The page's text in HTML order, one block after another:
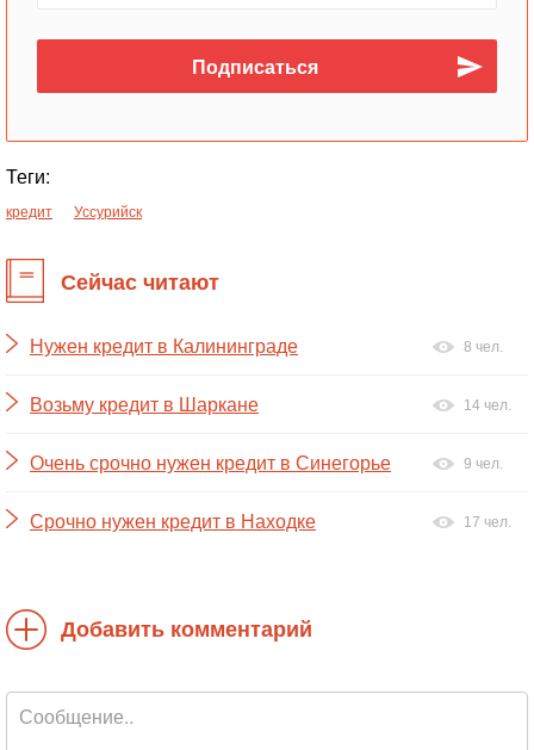
Теги:
кредит Уссурийск
Сейчас читают
Нужен кредит в Калининграде 8 чел.
Возьму кредит в Шаркане 14 чел.
Очень срочно нужен кредит в Синегорье 9 чел.
Срочно нужен кредит в Находке 17 чел.
Добавить комментарий